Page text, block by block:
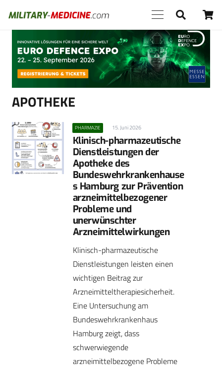
Anzeige
APOTHEKE
PHARMAZIE 15. Juni 2026
Klinisch-pharmazeutische
Dienstleistungen der
Apotheke des
Bundeswehrkrankenhause
s Hamburg zur Prävention
arzneimittel­bezogener
Probleme und
unerwünschter
Arzneimittelwirkungen
Klinisch-pharmazeutische
Dienstleistungen leisten einen
wichtigen Beitrag zur
Arzneimitteltherapiesicherheit.
Eine Untersuchung am
Bundeswehrkrankenhaus
Hamburg zeigt, dass
schwerwiegende
arzneimittelbezogene Probleme